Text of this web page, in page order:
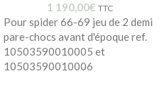
1 190,00€ TTC
Pour spider 66-69 jeu de 2 demi
pare-chocs avant d'époque ref.
10503590010005 et
10503590010006